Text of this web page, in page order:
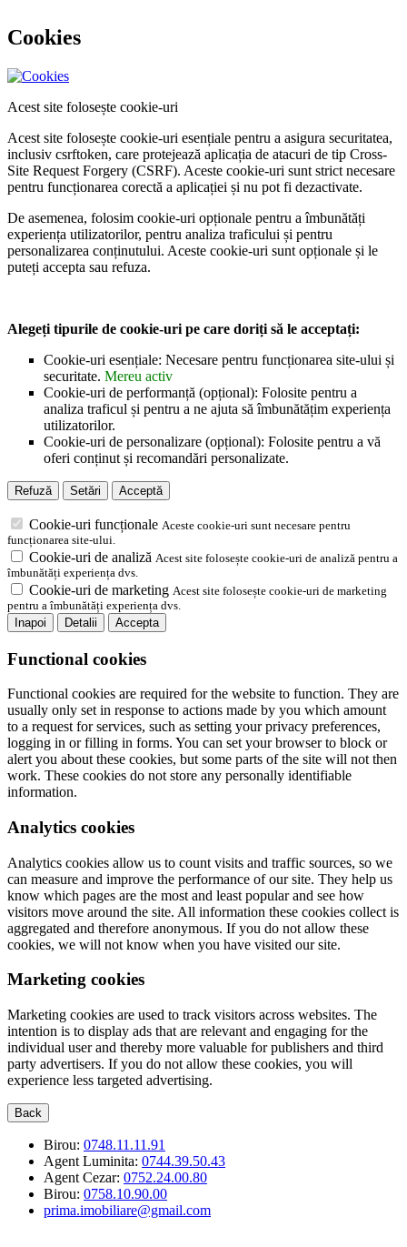
Cookies
Acest site folosește cookie-uri
Acest site folosește cookie-uri esențiale pentru a asigura securitatea,
inclusiv csrftoken, care protejează aplicația de atacuri de tip Cross-
Site Request Forgery (CSRF). Aceste cookie-uri sunt strict necesare
pentru funcționarea corectă a aplicației și nu pot fi dezactivate.
De asemenea, folosim cookie-uri opționale pentru a îmbunătăți
experiența utilizatorilor, pentru analiza traficului și pentru
personalizarea conținutului. Aceste cookie-uri sunt opționale și le
puteți accepta sau refuza.
Alegeți tipurile de cookie-uri pe care doriți să le acceptați:
Cookie-uri esențiale: Necesare pentru funcționarea site-ului și
securitate. Mereu activ
Cookie-uri de performanță (opțional): Folosite pentru a
analiza traficul și pentru a ne ajuta să îmbunătățim experiența
utilizatorilor.
Cookie-uri de personalizare (opțional): Folosite pentru a vă
oferi conținut și recomandări personalizate.
Refuză Setări Acceptă
Cookie-uri funcționale Aceste cookie-uri sunt necesare pentru
funcționarea site-ului.
Cookie-uri de analiză Acest site folosește cookie-uri de analiză pentru a
îmbunătăți experiența dvs.
Cookie-uri de marketing Acest site folosește cookie-uri de marketing
pentru a îmbunătăți experiența dvs.
Inapoi
Detalii Accepta
Functional cookies
Functional cookies are required for the website to function. They are
usually only set in response to actions made by you which amount
to a request for services, such as setting your privacy preferences,
logging in or filling in forms. You can set your browser to block or
alert you about these cookies, but some parts of the site will not then
work. These cookies do not store any personally identifiable
information.
Analytics cookies
Analytics cookies allow us to count visits and traffic sources, so we
can measure and improve the performance of our site. They help us
know which pages are the most and least popular and see how
visitors move around the site. All information these cookies collect is
aggregated and therefore anonymous. If you do not allow these
cookies, we will not know when you have visited our site.
Marketing cookies
Marketing cookies are used to track visitors across websites. The
intention is to display ads that are relevant and engaging for the
individual user and thereby more valuable for publishers and third
party advertisers. If you do not allow these cookies, you will
experience less targeted advertising.
Back
Birou: 0748.11.11.91
Agent Luminita: 0744.39.50.43
Agent Cezar: 0752.24.00.80
Birou: 0758.10.90.00
prima.imobiliare@gmail.com